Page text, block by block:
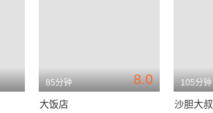
8.0
85分钟
大饭店
105分钟
沙胆大叔